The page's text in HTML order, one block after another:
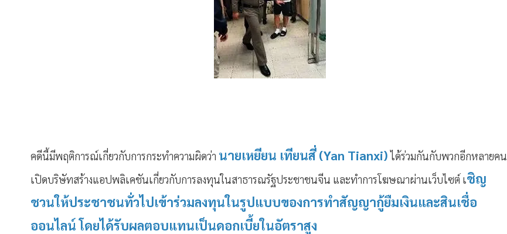
คดีนี้มีพฤติการณ์เกี่ยวกับการกระทำความผิดว่า นายเหยียน เทียนสี่ (Yan Tianxi)ได้ร่วมกันกับพวกอีกหลายคน
เปิดบริษัทสร้างแอปพลิเคชันเกี่ยวกับการลงทุนในสาธารณรัฐประชาชนจีน และทำการโฆษณาผ่านเว็บไซต์ เชิญ
ชวนให้ประชาชนทั่วไปเข้าร่วมลงทุนในรูปแบบของการทำสัญญากู้ยืมเงินและสินเชื่อ
ออนไลน์ โดยได้รับผลตอบแทนเป็นดอกเบี้ยในอัตราสูง